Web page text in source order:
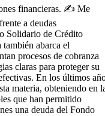
financieras. ✍️ Me
a deudas
Solidario de Crédito
abarca el
procesos de cobranza
claras para proteger su
En los últimos
materia, obteniendo en
que han permitido
una deuda del Fondo